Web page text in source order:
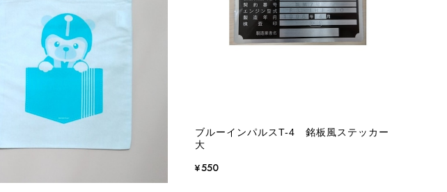
ブルーインパルスT-4 銘板風ステッカー
大
¥550